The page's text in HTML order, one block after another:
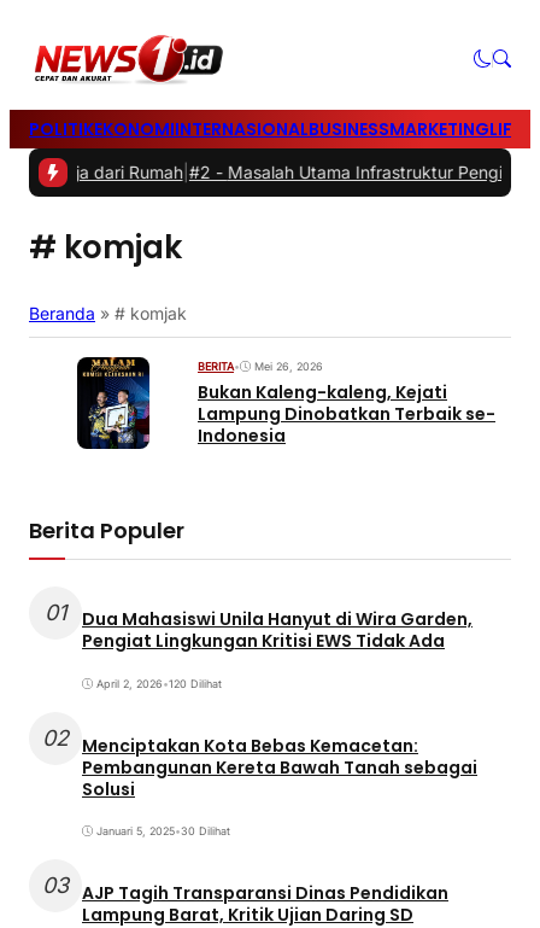
POLITIKEKONOMIINTERNASIONALBUSINESSMARKETING
dari Rumah|#2 -Masalah Utama Infrastruktur Pengisian
# komjak
Beranda » # komjak
BERITA• Mei 26, 2026
Bukan Kaleng-kaleng, Kejati
Lampung Dinobatkan Terbaik se-
Indonesia
Berita Populer
01
Dua Mahasiswi Unila Hanyut di Wira Garden,
Pengiat Lingkungan Kritisi EWS Tidak Ada
April 2, 2026•120 Dilihat
02 Menciptakan Kota Bebas Kemacetan:
Pembangunan Kereta Bawah Tanah sebagai
Solusi
Januari 5, 2025•30 Dilihat
03 AJP Tagih Transparansi Dinas Pendidikan
Lampung Barat, Kritik Ujian Daring SD